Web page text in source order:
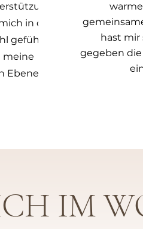
in den
gefühlt
meine
Ebenen
hast mir
gegeben
IM